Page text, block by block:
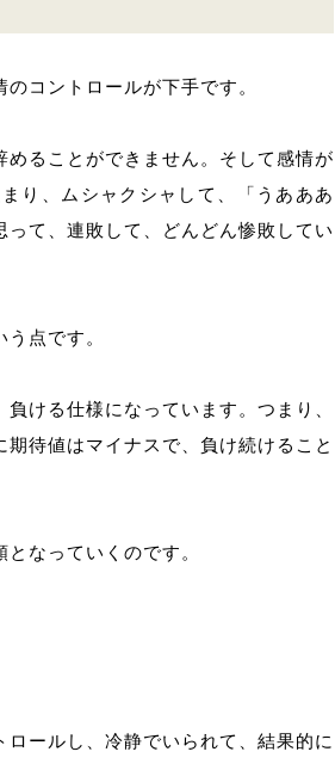
コントロールが下手です。
ることができません。そして感情が
り、ムシャクシャして、「うあああ
て、連敗して、どんどん惨敗してい
点です。
ける仕様になっています。つまり、
待値はマイナスで、負け続けること
なっていくのです。
ールし、冷静でいられて、結果的に